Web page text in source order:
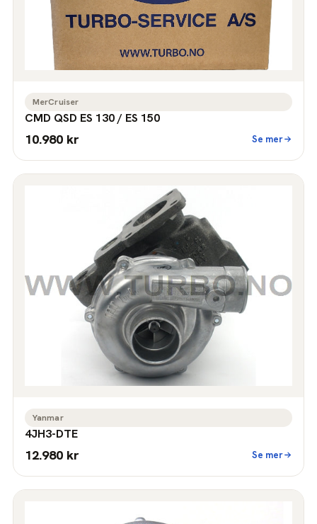
MerCruiser
CMD QSD ES 130 / ES 150
10.980 kr Se mer
Yanmar
4JH3-DTE
12.980 kr Se mer